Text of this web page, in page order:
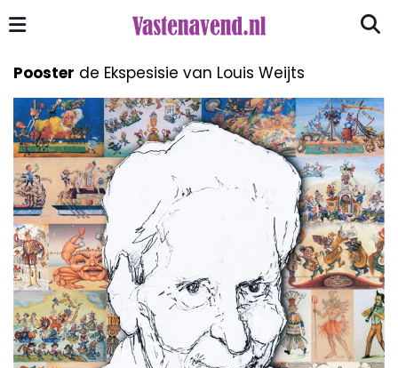
Pooster de Ekspesisie van Louis Weijts